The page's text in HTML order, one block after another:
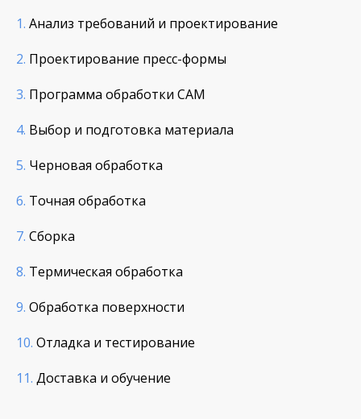
1. Анализ требований и проектирование
2. Проектирование пресс-формы
3. Программа обработки CAM
4. Выбор и подготовка материала
5. Черновая обработка
6. Точная обработка
7. Сборка
8. Термическая обработка
9. Обработка поверхности
10. Отладка и тестирование
11. Доставка и обучение